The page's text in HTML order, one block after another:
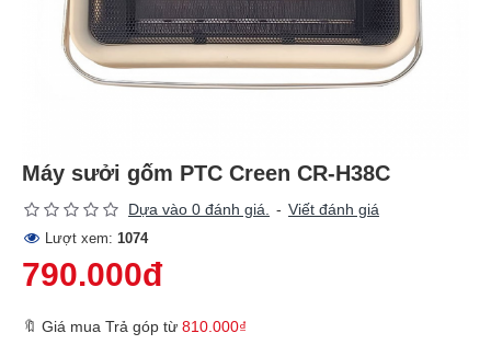
Máy sưởi gốm PTC Creen CR-H38C
Dựa vào 0 đánh giá. - Viết đánh giá
Lượt xem: 1074
790.000đ
🔖 Giá mua Trả góp từ 810.000₫